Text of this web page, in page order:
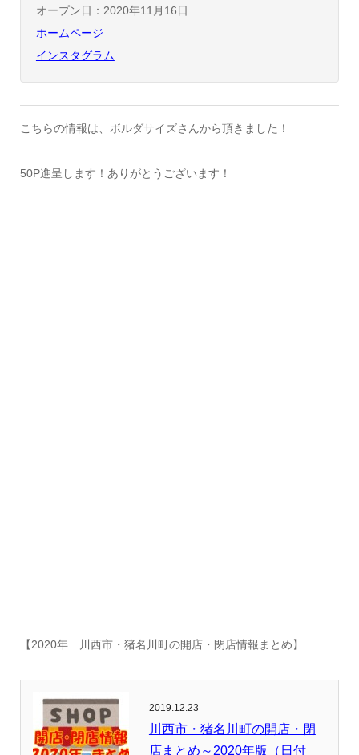
オープン日：2020年11月16日
ホームページ
インスタグラム
こちらの情報は、ボルダサイズさんから頂きました！
50P進呈します！ありがとうございます！
【2020年 川西市・猪名川町の開店・閉店情報まとめ】
2019.12.23
川西市・猪名川町の開店・閉
店まとめ～2020年版（日付